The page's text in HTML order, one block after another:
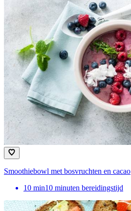
Smoothiebowl met bosvruchten en cacao
10 min10 minuten bereidingstijd